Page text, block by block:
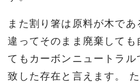
また割り箸は原料が木で
違ってそのまま廃棄して
てもカーボンニュートラ
致した存在と言えます。